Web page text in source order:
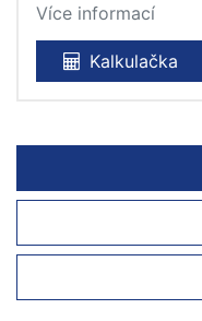
Více informací
Kalkulačka